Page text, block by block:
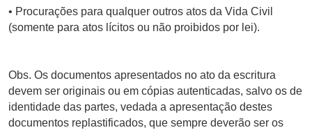
• Procurações para qualquer outros atos da Vida Civil
(somente para atos lícitos ou não proibidos por lei).
Obs. Os documentos apresentados no ato da escritura
devem ser originais ou em cópias autenticadas, salvo os de
identidade das partes, vedada a apresentação destes
documentos replastificados, que sempre deverão ser os